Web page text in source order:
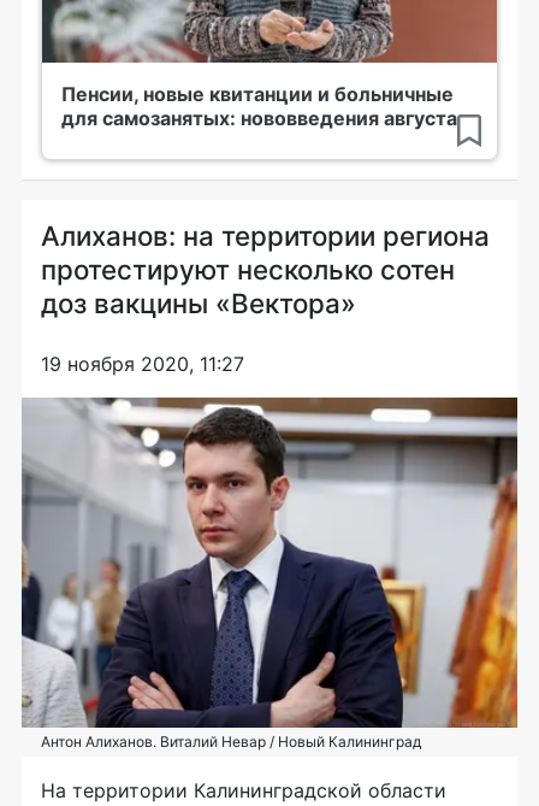
Пенсии, новые квитанции и больничные
для самозанятых: нововведения августа
Алиханов: на территории региона
протестируют несколько сотен
доз вакцины «Вектора»
19 ноября 2020, 11:27
Антон Алиханов. Виталий Невар / Новый Калининград
На территории Калининградской области